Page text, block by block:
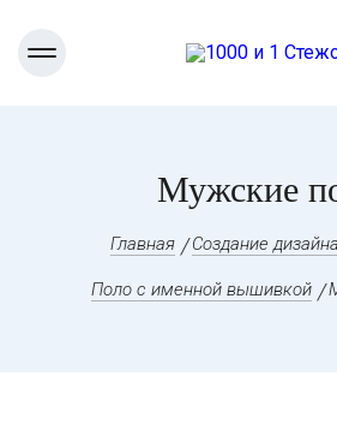
Мужские
Главная Создание
Поло с именной вышивкой